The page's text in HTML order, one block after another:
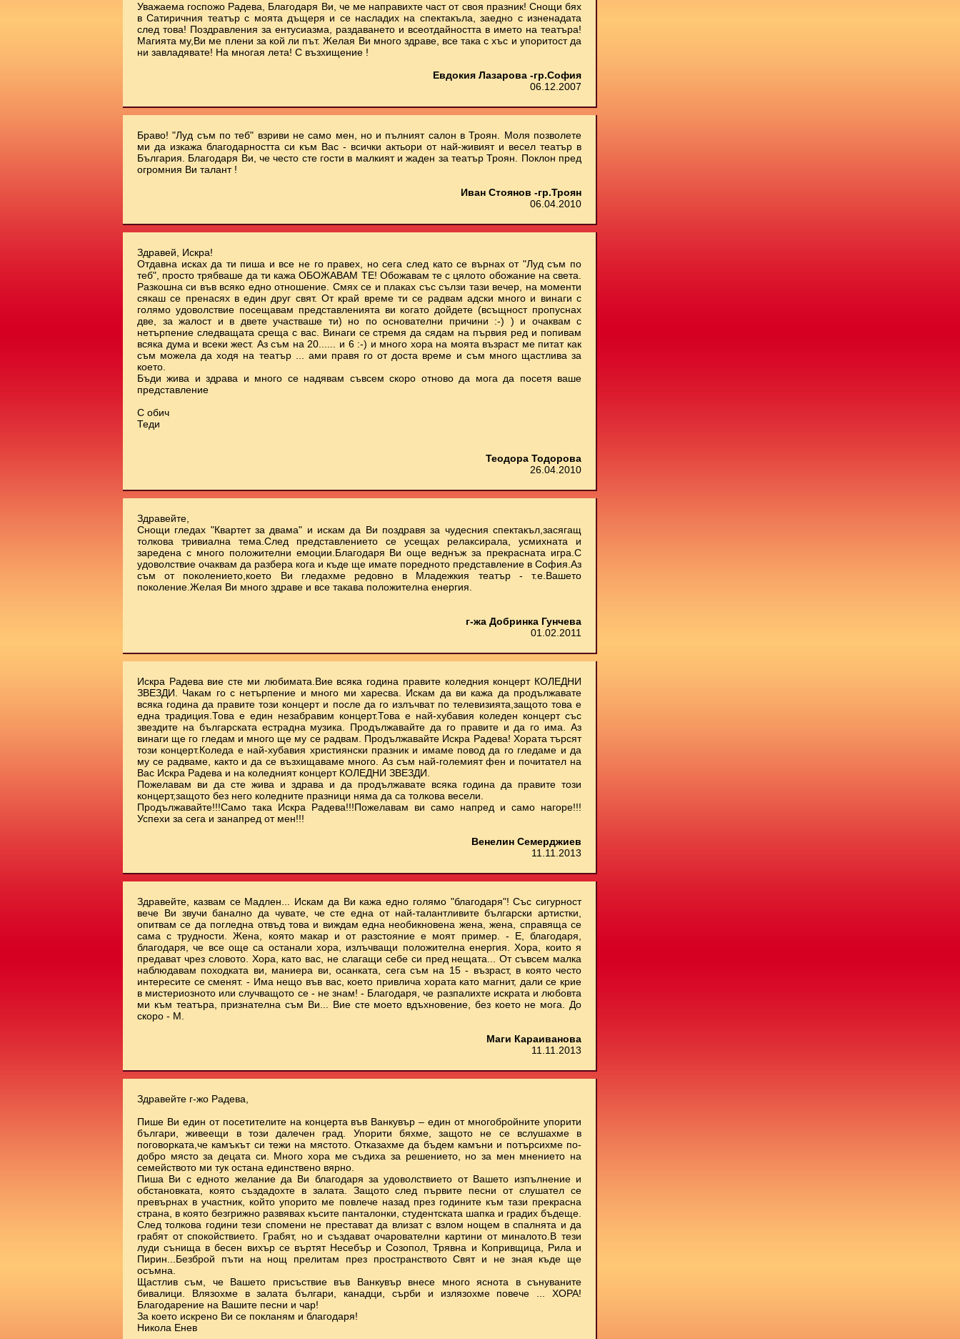
Уважаема госпожо Радева, Благодаря Ви, че ме направихте част от своя празник! Снощи бях
в Сатиричния театър с моята дъщеря и се насладих на спектакъла, заедно с изненадата
след това! Поздравления за ентусиазма, раздаването и всеотдайността в името на театъра!
Магията му,Ви ме плени за кой ли път. Желая Ви много здраве, все така с хъс и упоритост да
ни завладявате! На многая лета! С възхищение !
Евдокия Лазарова -гр.София
06.12.2007
Браво! "Луд съм по теб" взриви не само мен, но и пълният салон в Троян. Моля позволете
ми да изкажа благодарността си към Вас - всички актьори от най-живият и весел театър в
България. Благодаря Ви, че често сте гости в малкият и жаден за театър Троян. Поклон пред
огромния Ви талант !
Иван Стоянов -гр.Троян
06.04.2010
Здравей, Искра!
Отдавна исках да ти пиша и все не го правех, но сега след като се върнах от "Луд съм по
теб", просто трябваше да ти кажа ОБОЖАВАМ ТЕ! Обожавам те с цялото обожание на света.
Разкошна си във всяко едно отношение. Смях се и плаках със сълзи тази вечер, на моменти
сякаш се пренасях в един друг свят. От край време ти се радвам адски много и винаги с
голямо удоволствие посещавам представленията ви когато дойдете (всъщност пропуснах
две, за жалост и в двете участваше ти) но по основателни причини :-) ) и очаквам с
нетърпение следващата среща с вас. Винаги се стремя да сядам на първия ред и попивам
всяка дума и всеки жест. Аз съм на 20...... и 6 :-) и много хора на моята възраст ме питат как
съм можела да ходя на театър ... ами правя го от доста време и съм много щастлива за
което.
Бъди жива и здрава и много се надявам съвсем скоро отново да мога да посетя ваше
представление
С обич
Теди
Теодора Тодорова
26.04.2010
Здравейте,
Снощи гледах "Квартет за двама" и искам да Ви поздравя за чудесния спектакъл,засягащ
толкова тривиална тема.След представлението се усещах релаксирала, усмихната и
заредена с много положителни емоции.Благодаря Ви още веднъж за прекрасната игра.С
удоволствие очаквам да разбера кога и къде ще имате поредното представление в София.Аз
съм от поколението,което Ви гледахме редовно в Младежкия театър - т.е.Вашето
поколение.Желая Ви много здраве и все такава положителна енергия.
г-жа Добринка Гунчева
01.02.2011
Искра Радева вие сте ми любимата.Вие всяка година правите коледния концерт КОЛЕДНИ
ЗВЕЗДИ. Чакам го с нетърпение и много ми харесва. Искам да ви кажа да продължавате
всяка година да правите този концерт и после да го излъчват по телевизията,защото това е
една традиция.Това е един незабравим концерт.Това е най-хубавия коледен концерт със
звездите на българската естрадна музика. Продължавайте да го правите и да го има. Аз
винаги ще го гледам и много ще му се радвам. Продължавайте Искра Радева! Хората търсят
този концерт.Коледа е най-хубавия християнски празник и имаме повод да го гледаме и да
му се радваме, както и да се възхищаваме много. Аз съм най-големият фен и почитател на
Вас Искра Радева и на коледният концерт КОЛЕДНИ ЗВЕЗДИ.
Пожелавам ви да сте жива и здрава и да продължавате всяка година да правите този
концерт,защото без него коледните празници няма да са толкова весели.
Продължавайте!!!Само така Искра Радева!!!Пожелавам ви само напред и само нагоре!!!
Успехи за сега и занапред от мен!!!
Венелин Семерджиев
11.11.2013
Здравейте, казвам се Мадлен... Искам да Ви кажа едно голямо "благодаря"! Със сигурност
вече Ви звучи банално да чувате, че сте една от най-талантливите български артистки,
опитвам се да погледна отвъд това и виждам една необикновена жена, жена, справяща се
сама с трудности. Жена, която макар и от разстояние е моят пример. - Е, благодаря,
благодаря, че все още са останали хора, излъчващи положителна енергия. Хора, които я
предават чрез словото. Хора, като вас, не слагащи себе си пред нещата... От съвсем малка
наблюдавам походката ви, маниера ви, осанката, сега съм на 15 - възраст, в която често
интересите се сменят. - Има нещо във вас, което привлича хората като магнит, дали се крие
в мистериозното или случващото се - не знам! - Благодаря, че разпалихте искрата и любовта
ми към театъра, признателна съм Ви... Вие сте моето вдъхновение, без което не мога. До
скоро - М.
Маги Караиванова
11.11.2013
Здравейте г-жо Радева,
Пише Ви един от посетителите на концерта във Ванкувър – един от многобройните упорити
българи, живеещи в този далечен град. Упорити бяхме, защото не се вслушахме в
поговорката,че камъкът си тежи на мястото. Отказахме да бъдем камъни и потърсихме по-
добро място за децата си. Много хора ме съдиха за решението, но за мен мнението на
семейството ми тук остана единствено вярно.
Пиша Ви с едното желание да Ви благодаря за удоволствието от Вашето изпълнение и
обстановката, която създадохте в залата. Защото след първите песни от слушател се
превърнах в участник, който упорито ме повлече назад през годините към тази прекрасна
страна, в която безгрижно развявах късите панталонки, студентската шапка и градих бъдеще.
След толкова години тези спомени не престават да влизат с взлом нощем в спалнята и да
грабят от спокойствието. Грабят, но и създават очарователни картини от миналото.В тези
луди сънища в бесен вихър се въртят Несебър и Созопол, Трявна и Копривщица, Рила и
Пирин...Безброй пъти на нощ прелитам през пространството Свят и не зная къде ще
осъмна.
Щастлив съм, че Вашето присъствие във Ванкувър внесе много яснота в сънуваните
бивалици. Влязохме в залата българи, канадци, сърби и излязохме повече ... ХОРА!
Благодарение на Вашите песни и чар!
За което искрено Ви се покланям и благодаря!
Никола Енев